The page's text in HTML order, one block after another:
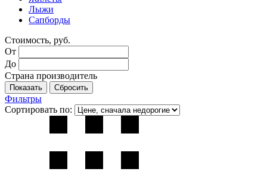
Лыжи
Сапборды
Стоимость, руб.
От
До
Страна производитель
Фильтры
Сортировать по: